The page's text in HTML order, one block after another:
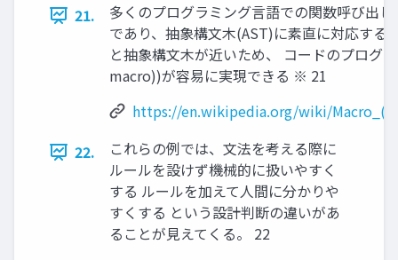
21.
多くのプログラミング言語での関数呼び出
であり、抽象構文木(AST)に素直に対応する
と抽象構文木が近いため、 コードのプログ
macro))が容易に実現できる ※ 21
https://en.wikipedia.org/wiki/
22.
これらの例では、文法を考える際に
ルールを設けず機械的に扱いやすく
する ルールを加えて人間に分かりや
すくする という設計判断の違いがあ
ることが見えてくる。 22